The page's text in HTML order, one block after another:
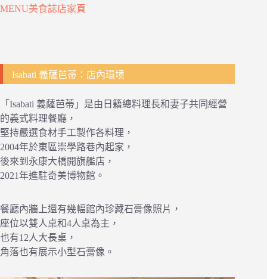
MENU美食誌店家頁
Isabati 義薩芭蒂：店內環境
「Isabati 義薩芭蒂」是由日籍總料理長和妻子共同經營
的義式料理餐廳，
堅持嚴選食材手工製作各料理，
2004年於東區崇學路巷內起家，
後來到永康大橋開旗艦店，
2021年進駐奇美博物館。
餐廳內牆上還有幾幅館內珍藏石膏像照片，
座位以雙人桌和4人桌為主，
也有12人大長桌，
角落也有展示小型石膏像。